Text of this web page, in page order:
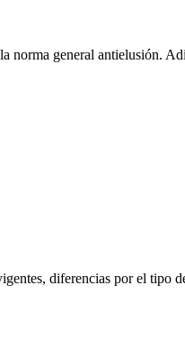
norma general antielusión.
diferencias por el tipo